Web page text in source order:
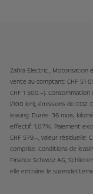
Zafira Electric , Motorisation
vente au comptant: CHF 51
CHF 1 500.–).
l/100 km), émissions de
leasing: Durée: 36 mois,
effectif: 1,07%. Paiement
CHF 579.–, valeur résiduelle:
comprise. Conditions de
Finance Schweiz AG,
elle entraîne le